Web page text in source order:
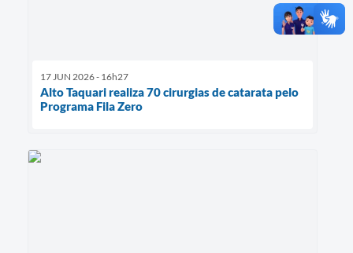
17 JUN 2026 - 16h27
Alto Taquari realiza 70 cirurgias de catarata pelo
Programa Fila Zero